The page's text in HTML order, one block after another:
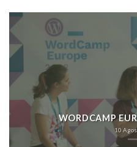
WORDCAMP
10